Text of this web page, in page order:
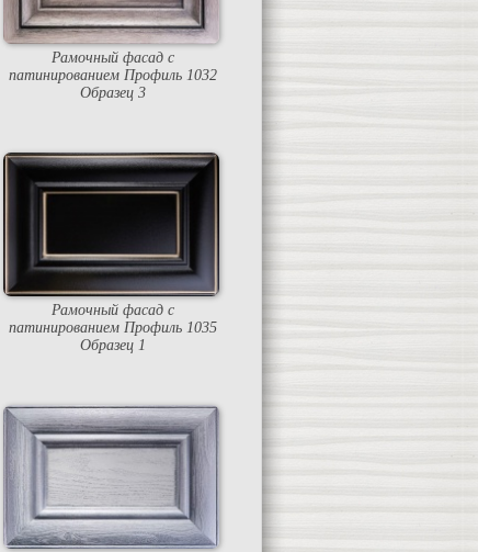
Рамочный фасад с
патинированием Профиль 1032
Образец 3
Рамочный фасад с
патинированием Профиль 1035
Образец 1